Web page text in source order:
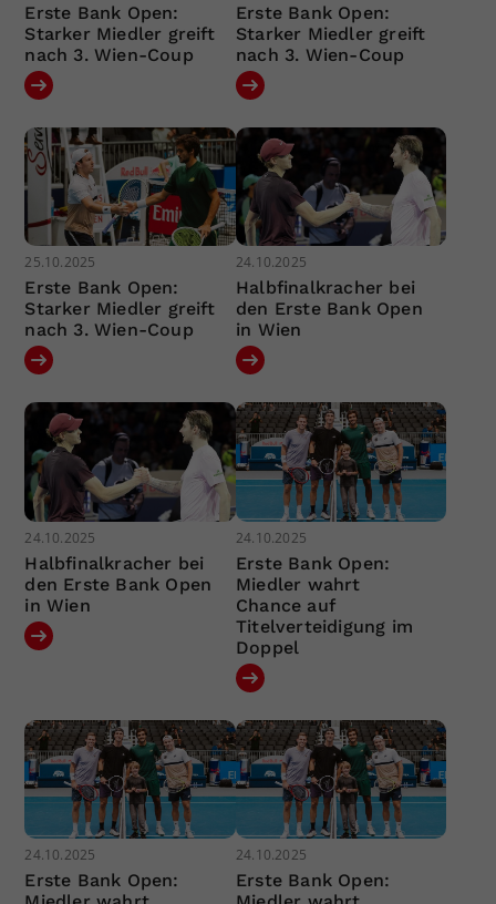
Erste Bank Open:
Starker Miedler greift
nach 3. Wien-Coup
Erste Bank Open:
Starker Miedler greift
nach 3. Wien-Coup
25.10.2025
Erste Bank Open:
Starker Miedler greift
nach 3. Wien-Coup
24.10.2025
Halbfinalkracher bei
den Erste Bank Open
in Wien
24.10.2025
Halbfinalkracher bei
den Erste Bank Open
in Wien
24.10.2025
Erste Bank Open:
Miedler wahrt
Chance auf
Titelverteidigung im
Doppel
24.10.2025
Erste Bank Open:
24.10.2025
Erste Bank Open: